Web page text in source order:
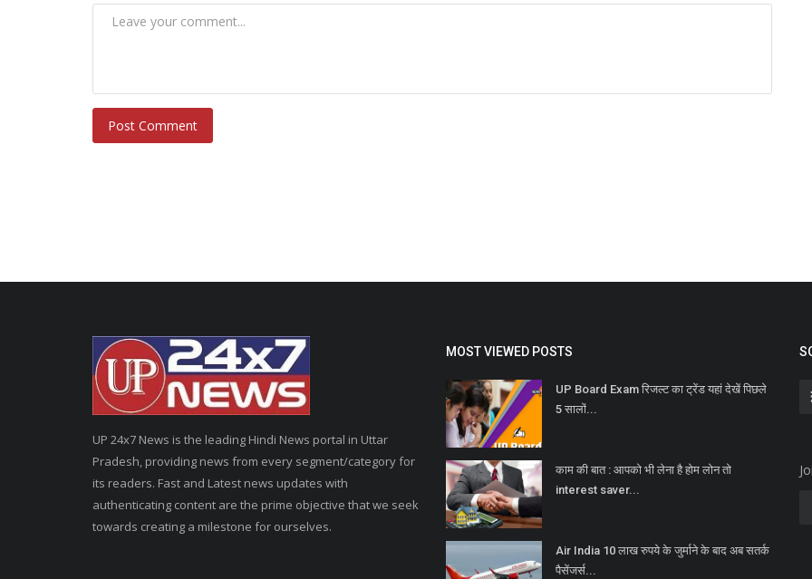
Post Comment
UP 24x7 News is the leading Hindi News portal in Uttar
Pradesh, providing news from every segment/category for
its readers. Fast and Latest news updates with
authenticating content are the prime objective that we seek
towards creating a milestone for ourselves.
MOST VIEWED POSTS
UP Board Exam रिजल्ट का ट्रेंड यहां देखें पिछले
5 सालों...
काम की बात : आपको भी लेना है होम लोन तो
interest saver...
Air India 10 लाख रुपये के जुर्माने के बाद अब सतर्क
पैसेंजर्स...